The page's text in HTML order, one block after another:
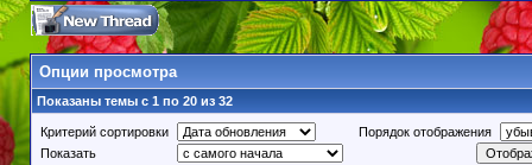
Опции просмотра
Показаны темы с 1 по 20 из 32
Критерий сортировки
Порядок отображения
Показать